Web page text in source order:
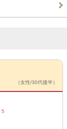
（女性/30代後半）
5